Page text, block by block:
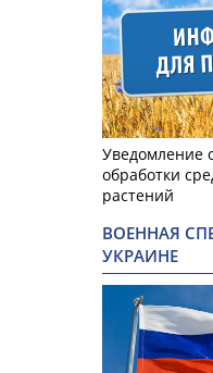
Уведомление
обработки
растений
ВОЕННАЯ
УКРАИНЕ